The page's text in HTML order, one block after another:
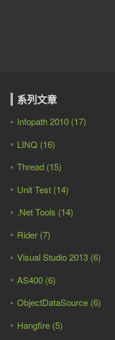
系列文章
Infopath 2010 (17)
LINQ (16)
Thread (15)
Unit Test (14)
.Net Tools (14)
Rider (7)
Visual Studio 2013 (6)
AS400 (6)
ObjectDataSource (6)
Hangfire (5)